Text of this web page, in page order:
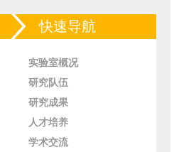
快速导航
实验室概况
研究队伍
研究成果
人才培养
学术交流